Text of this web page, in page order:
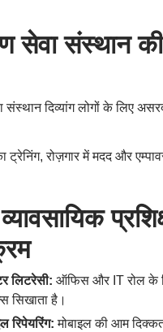
सेवा संस्थान की
संस्थान दिव्यांग लोगों के लिए
ट्रेनिंग, रोज़गार में मदद और
व्यावसायिक
लिटरेसी: ऑफिस और IT रोल के
सिखाता है।
रिपेयरिंग:मोबाइल की आम